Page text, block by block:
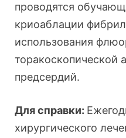
проводятся
криоаблации
использования
торакоскопической
предсердий.
Для справки:
хирургического